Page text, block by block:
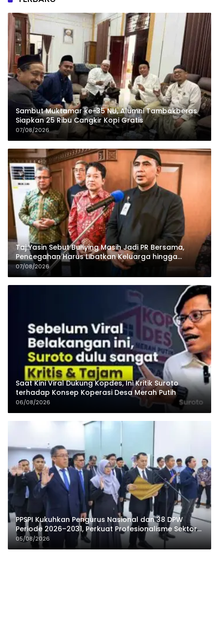
Sambut Muktamar ke-35 NU, Alumni Tambakberas
Siapkan 25 Ribu Cangkir Kopi Gratis
07/08/2026
Taj Yasin Sebut Bullying Masih Jadi PR Bersama,
Pencegahan Harus Libatkan Keluarga hingga
Pesantren
07/08/2026
Saat Kini Viral Dukung Kopdes, Ini Kritik Suroto
terhadap Konsep Koperasi Desa Merah Putih
06/08/2026
PPSPI Kukuhkan Pengurus Nasional dan 38 DPW
Periode 2026–2031, Perkuat Profesionalisme Sektor
Publik
05/08/2026